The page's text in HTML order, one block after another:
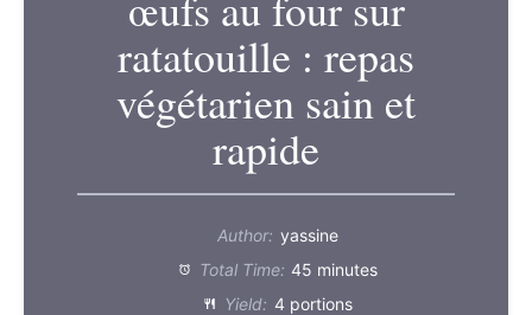
ratatouille : repas
végétarien sain et
rapide
Author: yassine
Total Time: 45 minutes
Yield: 4 portions